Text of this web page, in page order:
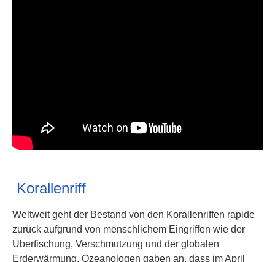
Korallenriff
Weltweit geht der Bestand von den Korallenriffen rapide
zurück aufgrund von menschlichem Eingriffen wie der
Überfischung, Verschmutzung und der globalen
Erderwärmung. Ozeanologen gaben an, dass im April